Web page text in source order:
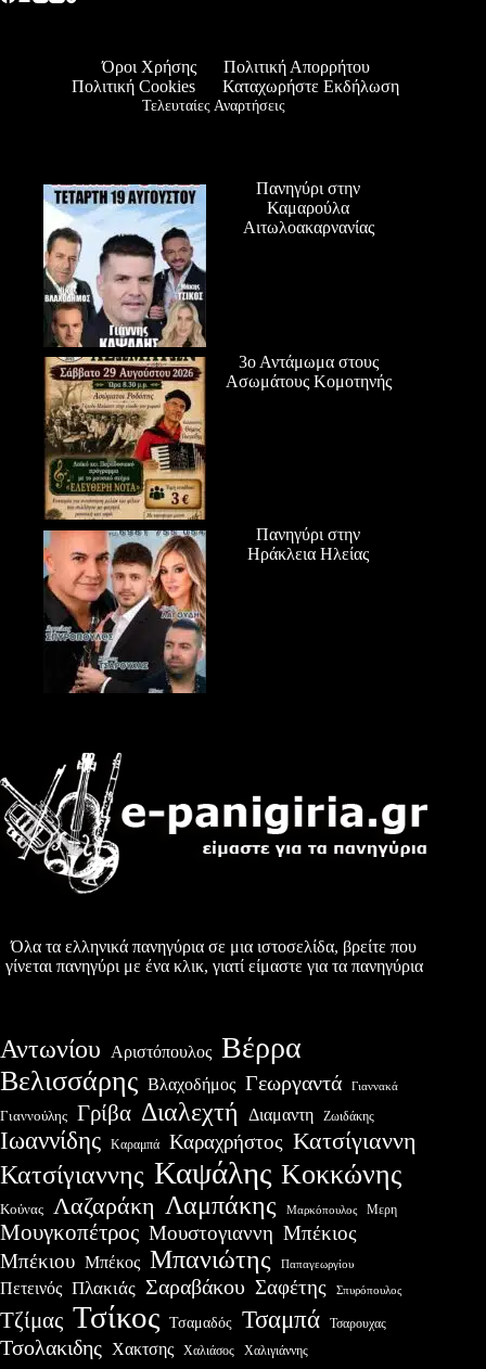
Όροι Χρήσης
Πολιτική Απορρήτου
Πολιτική Cookies
Καταχωρήστε Εκδήλωση
Τελευταίες Αναρτήσεις
Πανηγύρι στην
Καμαρούλα
Αιτωλοακαρνανίας
3ο Αντάμωμα στους
Ασωμάτους Κομοτηνής
Πανηγύρι στην
Ηράκλεια Ηλείας
Όλα τα ελληνικά πανηγύρια σε μια ιστοσελίδα, βρείτε που
γίνεται πανηγύρι με ένα κλικ, γιατί είμαστε για τα πανηγύρια
Αντωνίου Αριστόπουλος Βέρρα
Βελισσάρης Βλαχοδήμος Γεωργαντά Γιαννακά
Γιαννούλης Γρίβα Διαλεχτή Διαμαντη Ζωιδάκης
Ιωαννίδης Καραμπά Καραχρήστος Κατσίγιαννη
Κατσίγιαννης Καψάλης Κοκκώνης
Κούνας Λαζαράκη Λαμπάκης Μαρκόπουλος Μερη
Μουγκοπέτρος Μουστογιαννη Μπέκιος
Μπέκιου Μπέκος Μπανιώτης Παπαγεωργίου
Πετεινός Πλακιάς Σαραβάκου Σαφέτης Σπυρόπουλος
Τζίμας Τσίκος Τσαμαδός Τσαμπά Τσαρουχας
Τσολακιδης Χακτσης Χαλιάσος Χαλιγιάννης